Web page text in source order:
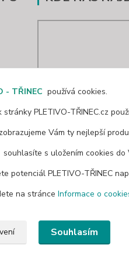
- TŘINEC používá cookies.
PLETIVO-TŘINEC.cz
Vám ty nejlepší
s uložením cookies do
potenciál PLETIVO-TŘINEC
na stránce Informace o
Souhlasím